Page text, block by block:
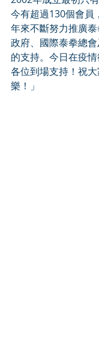
今有超過130個會員
年來不斷努力推廣
政府、國際泰拳總
的支持。今日在疫
各位到場支持！祝
樂！」